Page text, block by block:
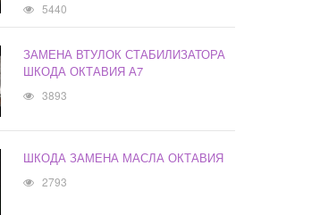
5440
ЗАМЕНА ВТУЛОК СТАБИЛИЗАТОРА
ШКОДА ОКТАВИЯ А7
3893
ШКОДА ЗАМЕНА МАСЛА ОКТАВИЯ
2793